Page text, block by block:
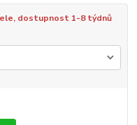
dostupnost 1-8 týdnů